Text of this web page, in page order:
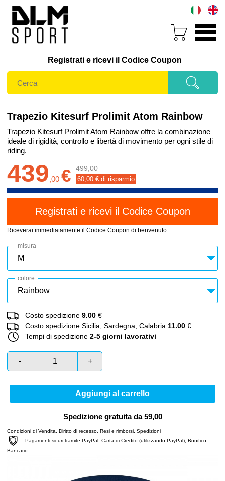
Registrati e ricevi il Codice Coupon
Trapezio Kitesurf Prolimit Atom Rainbow
Trapezio Kitesurf Prolimit Atom Rainbow offre la combinazione
ideale di rigidità, controllo e libertà di movimento per ogni stile di
riding.
439,00 € 499,00
60,00 € di risparmio
Riceverai immediatamente il Codice Coupon di benvenuto
misura
colore
Costo spedizione 9.00 €
Costo spedizione Sicilia, Sardegna, Calabria 11.00 €
Tempi di spedizione 2-5 giorni lavorativi
- +
Aggiungi al carrello
Spedizione gratuita da 59,00
Condizioni di Vendita Diritto di recesso Resi e rimborsi Spedizioni
Pagamenti sicuri tramite PayPal, Carta di Credito (utilizzando PayPal), Bonifico
Bancario